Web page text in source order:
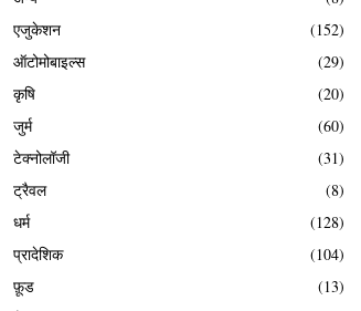
एजुकेशन
(152)
ऑटोमोबाइल्स
(29)
कृषि
(20)
जुर्म
(60)
टेक्नोलॉजी
(31)
ट्रैवल
(8)
धर्म
(128)
प्रादेशिक
(104)
फ़ूड
(13)